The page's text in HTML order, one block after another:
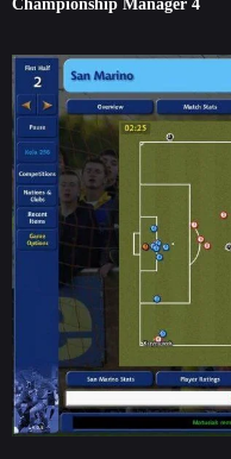
Championship Manager 4